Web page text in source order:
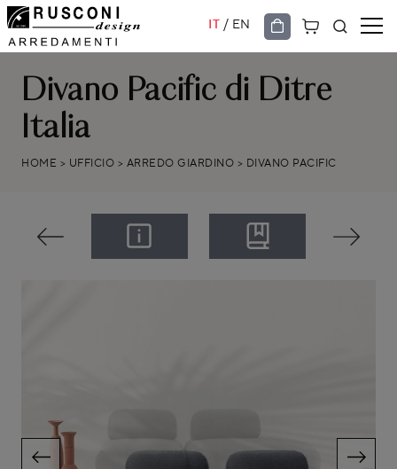
IT / EN
Divano Pacific di Ditre
Italia
HOME > UFFICIO > ARREDO GIARDINO > DIVANO PACIFIC